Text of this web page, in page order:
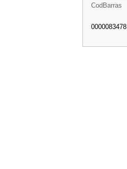
CodBarras
0000083478